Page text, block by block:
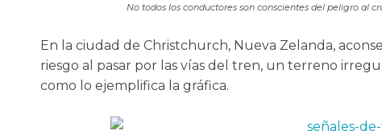
No todos los conductores son conscientes del peligro al
En la ciudad de Christchurch, Nueva Zelanda,
riesgo al pasar por las vías del tren, un terreno
como lo ejemplifica la gráfica.